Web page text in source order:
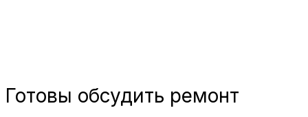
Готовы обсудить ремонт